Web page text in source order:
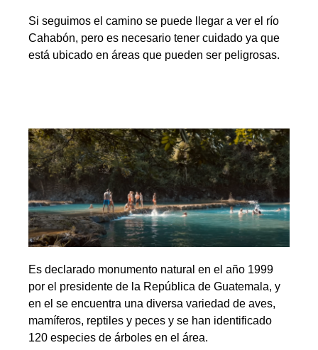
Si seguimos el camino se puede llegar a ver el río
Cahabón, pero es necesario tener cuidado ya que
está ubicado en áreas que pueden ser peligrosas.
Es declarado monumento natural en el año 1999
por el presidente de la República de Guatemala, y
en el se encuentra una diversa variedad de aves,
mamíferos, reptiles y peces y se han identificado
120 especies de árboles en el área.